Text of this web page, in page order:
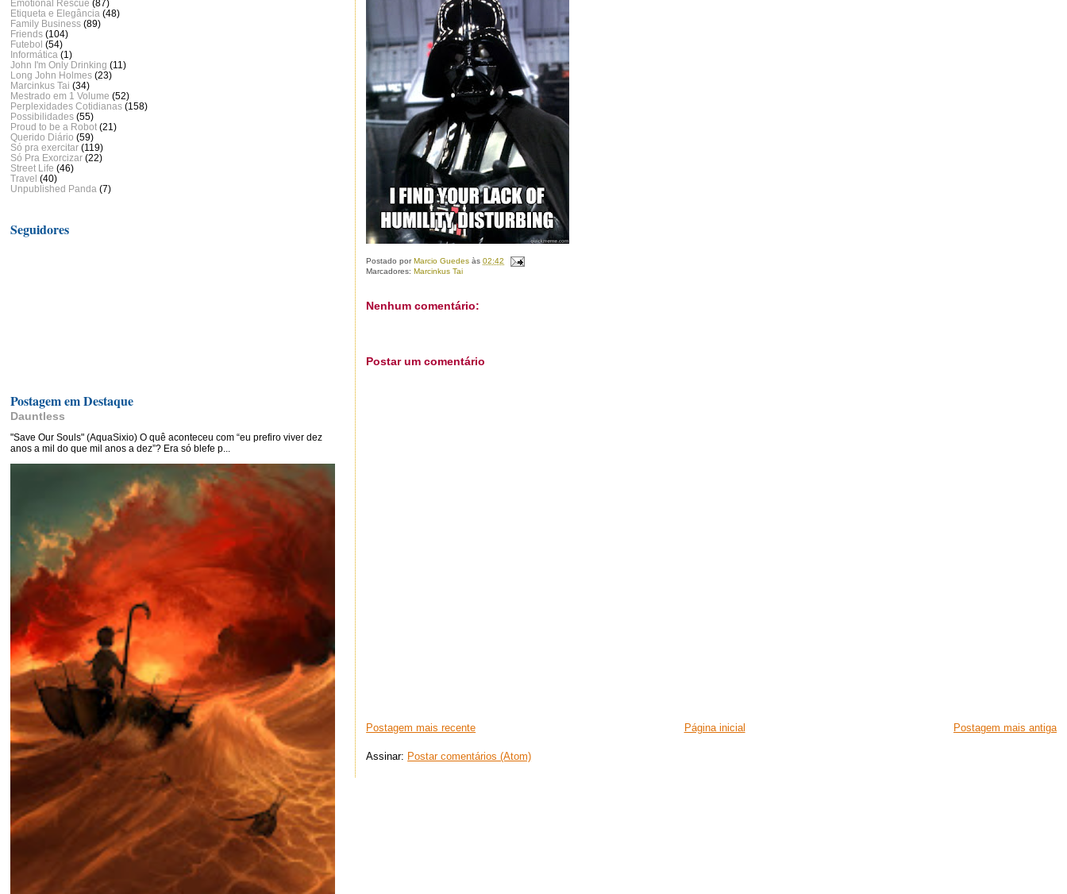
Postado porMarcio Guedes às02:42
Marcadores:Marcinkus Tai
Nenhum comentário:
Postar um comentário
Postagem mais recente Postagem mais antiga
Página inicial
Assinar: Postar comentários (Atom)
Emotional Rescue (87)
Etiqueta e Elegância (48)
Family Business (89)
Friends (104)
Futebol (54)
Informática (1)
John I'm Only Drinking (11)
Long John Holmes (23)
Marcinkus Tai (34)
Mestrado em 1 Volume (52)
Perplexidades Cotidianas (158)
Possibilidades (55)
Proud to be a Robot (21)
Querido Diário (59)
Só pra exercitar (119)
Só Pra Exorcizar (22)
Street Life (46)
Travel (40)
Unpublished Panda (7)
Seguidores
Postagem em Destaque
Dauntless
"Save Our Souls" (AquaSixio) O quê aconteceu com “eu prefiro viver dez
anos a mil do que mil anos a dez”? Era só blefe p...